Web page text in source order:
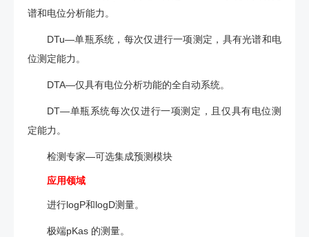
谱和电位分析能力。
DTu—单瓶系统，每次仅进行一项测定，具有光谱和电
位测定能力。
DTA—仅具有电位分析功能的全自动系统。
DT—单瓶系统每次仅进行一项测定，且仅具有电位测
定能力。
检测专家—可选集成预测模块
应用领域
进行logP和logD测量。
极端pKas 的测量。